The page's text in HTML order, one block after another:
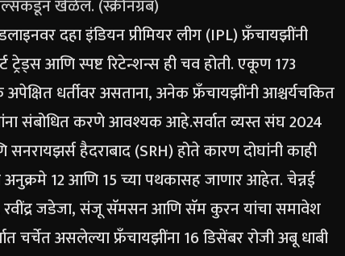
खेळेल. (स्क्रीनग्रॅब)
दहा इंडियन प्रीमियर लीग (IPL) फ्रँचायझींनी
आणि स्पष्ट रिटेन्शन्स ही चव होती.एकूण 173
धर्तीवर असताना, अनेक फ्रँचायझींनी आश्चर्यचकित
संबोधित करणे आवश्यक आहे.सर्वात व्यस्त संघ 2024
हैदराबाद (SRH) होते कारण दोघांनी काही
12 आणि 15 च्या पथकासह जाणार आहेत. चेन्नई
रवींद्र जडेजा, संजू सॅमसन आणि सॅम कुरन यांचा समावेश
चर्चेत असलेल्या फ्रँचायझींना 16 डिसेंबर रोजी अबू धाबी